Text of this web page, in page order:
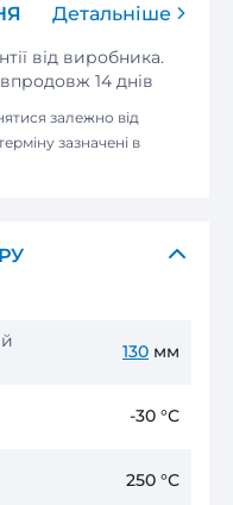
Детальніше
від виробника.
14 днів
залежно від
зазначені в
130 мм
-30 °С
250 °С